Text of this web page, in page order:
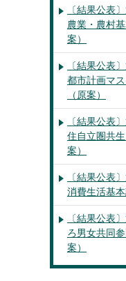
〔結果公表
農業・農村
案）
〔結果公表
都市計画マ
（原案）
〔結果公表
住自立圏共
案）
〔結果公表
消費生活基本
〔結果公表
ろ男女共同
案）